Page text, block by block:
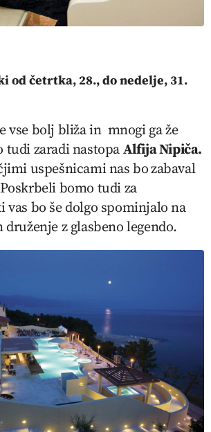
od četrtka, 28., do nedelje, 31.
vse bolj bliža in mnogi ga že
tudi zaradi nastopaAlfija Nipiča.
uspešnicami nas bozabaval
bomo tudi za
vas bo še dolgo spominjalo na
druženje z glasbeno legendo.